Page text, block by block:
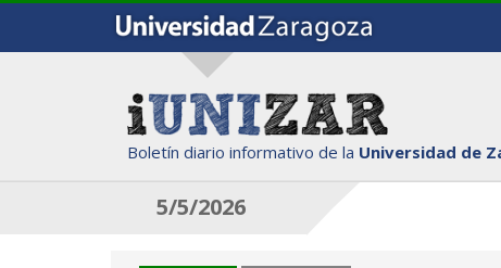
Boletín diario informativo de la Universidad de
5/5/2026